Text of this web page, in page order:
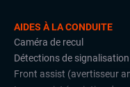
AIDES À LA CONDUITE
Caméra de recul
Détections de
Front assist (avertisseur